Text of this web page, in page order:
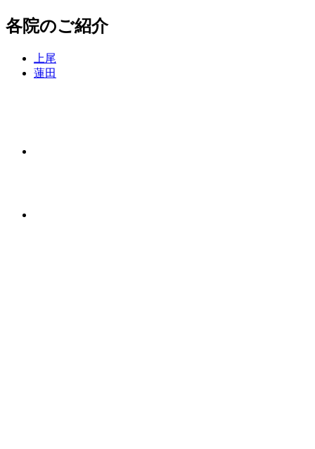
各院のご紹介
上尾
蓮田